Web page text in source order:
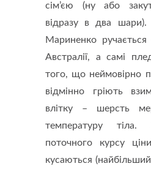
сім’єю (ну або
відразу в два шари).
Мариненко ручається
Австралії, а самі
того, що неймовірно
відмінно гріють
влітку – шерсть
температуру тіла.
поточного курсу
кусаються